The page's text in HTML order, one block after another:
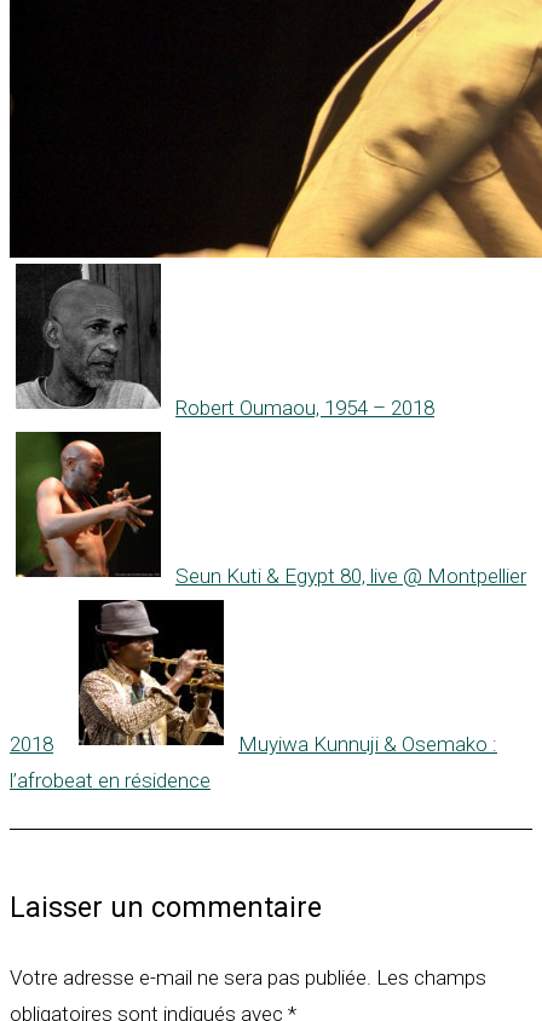
Robert Oumaou, 1954 – 2018
Seun Kuti & Egypt 80, live @ Montpellier
2018
Muyiwa Kunnuji & Osemako :
l’afrobeat en résidence
Laisser un commentaire
Votre adresse e-mail ne sera pas publiée. Les champs
obligatoires sont indiqués avec *